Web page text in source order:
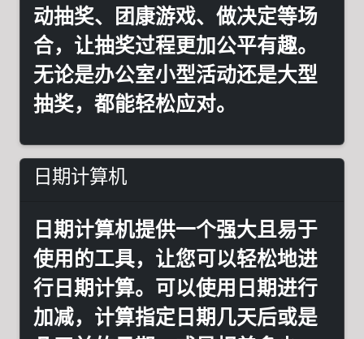
动抽奖、团康游戏、做决定等场
合，让抽奖过程更加公平有趣。
无论是办公室小型活动还是大型
抽奖，都能轻松应对。
日期计算机
日期计算机提供一个强大且易于
使用的工具，让您可以轻松地进
行日期计算。可以使用日期进行
加减，计算指定日期几天后或是